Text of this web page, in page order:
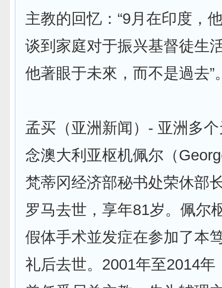
主教的回忆：“9月在印度，
谈到家庭对于振兴基督徒生
他著眼于未來，而不是過去”
孟买（亚洲新闻）- 亚洲多
念澳大利亚枢机佩尔（
梵蒂冈经济部秘书处荣休部
罗马去世，享年81岁。佩尔
假体手术並发症在参加了本
礼后去世。2001年至2014年